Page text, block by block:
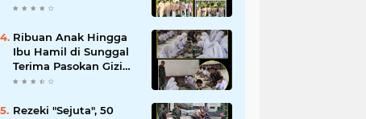
Pahlawan di TMP
Ribuan Anak Hingga
Ibu Hamil di Sunggal
Terima Pasokan Gizi
Gratis dari TNI dan
Rezeki "Sejuta", 50